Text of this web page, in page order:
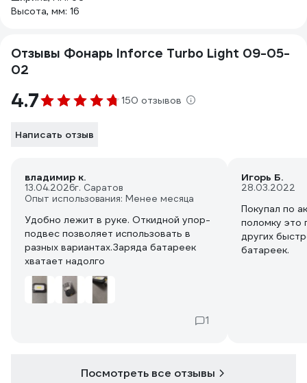
Высота, мм: 16
Отзывы Фонарь Inforce Turbo Light 09-05-
02
4.7 150 отзывов
Написать отзыв
владимир к.
13.04.2026г. Саратов
Опыт использования: Менее месяца
Удобно лежит в руке. Откидной упор-
подвес позволяет использовать в
разных вариантах.Заряда батареек
хватает надолго
1
Игорь Б.
28.03.2022
Покупал по
поломку это
других
батареек.
Посмотреть все отзывы